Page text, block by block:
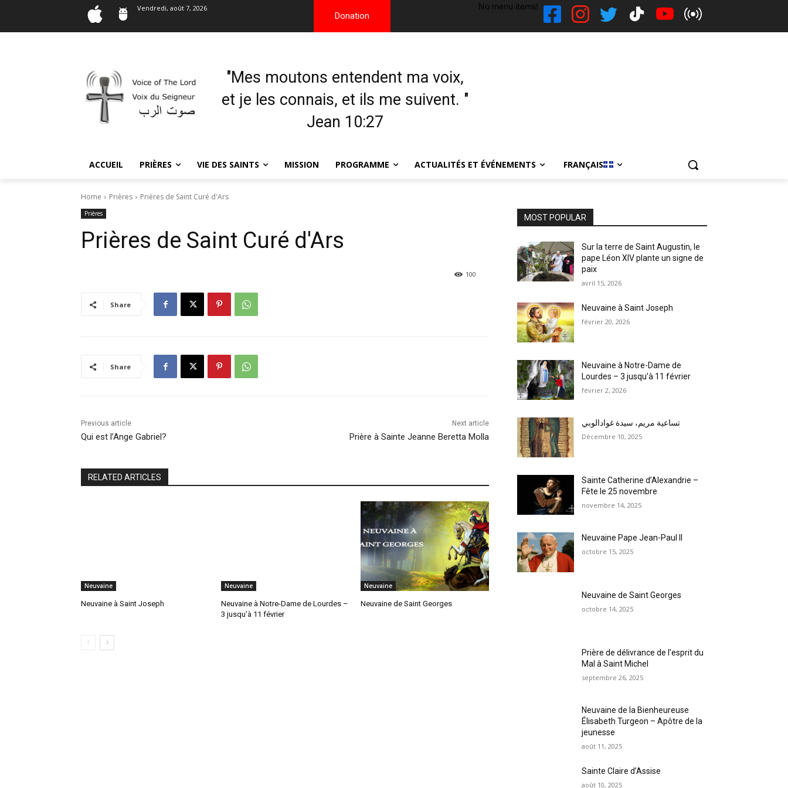
Vendredi, août 7, 2026
Donation
No menu items!
"Mes moutons entendent ma voix,
et je les connais, et ils me suivent. "
Jean 10:27
ACCUEIL PRIÈRES VIE DES SAINTS MISSION PROGRAMME ACTUALITÉS ET ÉVÉNEMENTS FRANÇAIS
Home Prières Prières de Saint Curé d'Ars
Prières
Prières de Saint Curé d'Ars
100
Share
Share
Previous article
Qui est l’Ange Gabriel?
Next article
Prière à Sainte Jeanne Beretta Molla
RELATED ARTICLES
Neuvaine
Neuvaine à Saint Joseph
Neuvaine
Neuvaine à Notre-Dame de Lourdes –
3 jusqu’à 11 février
Neuvaine
Neuvaine de Saint Georges
MOST POPULAR
Sur la terre de Saint Augustin, le
pape Léon XIV plante un signe de
paix
avril 15, 2026
Neuvaine à Saint Joseph
février 20, 2026
Neuvaine à Notre-Dame de
Lourdes – 3 jusqu’à 11 février
février 2, 2026
تساعية مريم، سيدة غوادالوبي
Décembre 10, 2025
Sainte Catherine d’Alexandrie –
Fête le 25 novembre
novembre 14, 2025
Neuvaine Pape Jean-Paul II
octobre 15, 2025
Neuvaine de Saint Georges
octobre 14, 2025
Prière de délivrance de l’esprit du
Mal à Saint Michel
septembre 26, 2025
Neuvaine de la Bienheureuse
Élisabeth Turgeon – Apôtre de la
jeunesse
août 11, 2025
Sainte Claire d’Assise
août 10, 2025